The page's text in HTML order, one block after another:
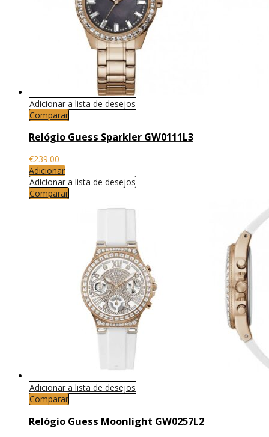
Adicionar a lista de desejos
Comparar
Relógio Guess Sparkler GW0111L3
€239.00
Adicionar
Adicionar a lista de desejos
Comparar
Adicionar a lista de desejos
Comparar
Relógio Guess Moonlight GW0257L2